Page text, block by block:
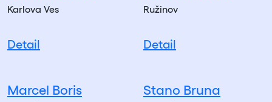
Karlova Ves
Detail
Ružinov
Detail
Marcel Boris Stano Bruna